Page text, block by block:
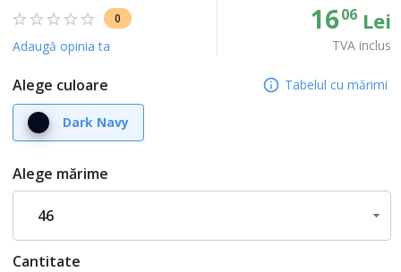
0
Adaugă opinia ta
1606Lei
TVA inclus
Alege culoare Tabelul cu mărimi
Dark Navy
Alege mărime
46
Cantitate